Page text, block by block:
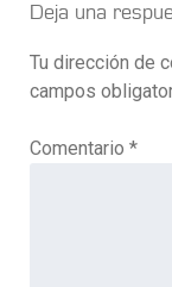
Deja una
Tu dirección de
campos
Comentario *